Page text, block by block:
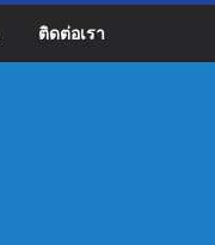
ติดต่อเรา